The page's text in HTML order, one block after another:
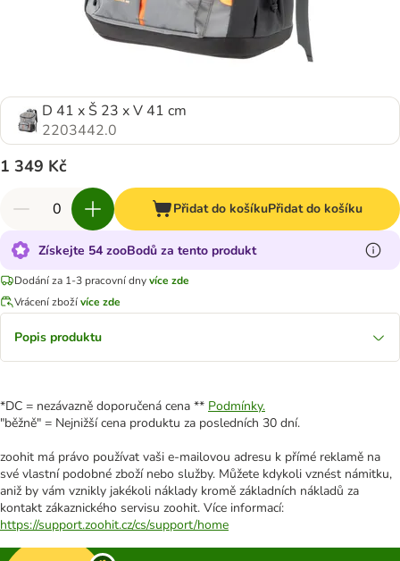
D 41 x Š 23 x V 41 cm
2203442.0
1 349 Kč
Přidat do košíkuPřidat do košíku
Získejte 54 zooBodů za tento produkt
Dodání za 1-3 pracovní dnyvíce zde
Vrácení zbožívíce zde
Popis produktu
*DC = nezávazně doporučená cena ** Podmínky.
"běžně" = Nejnižší cena produktu za posledních 30 dní.
zoohit má právo používat vaši e-mailovou adresu k přímé reklamě na
své vlastní podobné zboží nebo služby. Můžete kdykoli vznést námitku,
aniž by vám vznikly jakékoli náklady kromě základních nákladů za
kontakt zákaznického servisu zoohit. Více informací:
https://support.zoohit.cz/cs/support/home